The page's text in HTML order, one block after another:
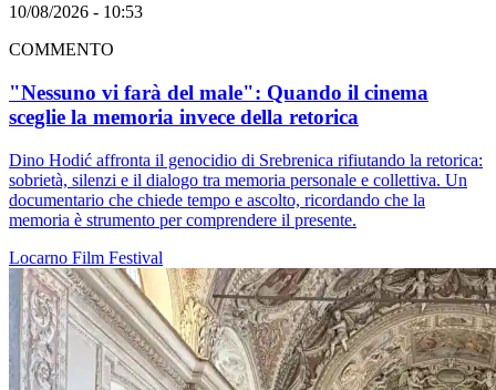
10/08/2026 - 10:53
COMMENTO
"Nessuno vi farà del male": Quando il cinema
sceglie la memoria invece della retorica
Dino Hodić affronta il genocidio di Srebrenica rifiutando la retorica:
sobrietà, silenzi e il dialogo tra memoria personale e collettiva. Un
documentario che chiede tempo e ascolto, ricordando che la
memoria è strumento per comprendere il presente.
Locarno Film Festival